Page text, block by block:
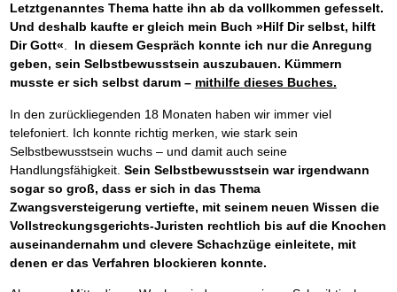
Letztgenanntes Thema hatte ihn ab da vollkommen gefesselt.
Und deshalb kaufte er gleich mein Buch »Hilf Dir selbst, hilft
Dir Gott«
In diesem Gespräch konnte ich nur die Anregung
geben, sein Selbstbewusstsein auszubauen. Kümmern
musste er sich selbst darum – mithilfe dieses Buches.
In den zurückliegenden 18 Monaten haben wir immer viel
telefoniert. Ich konnte richtig merken, wie stark sein
Selbstbewusstsein wuchs – und damit auch seine
Handlungsfähigkeit. Sein Selbstbewusstsein war irgendwann
sogar so groß, dass er sich in das Thema
Zwangsversteigerung vertiefte, mit seinem neuen Wissen die
Vollstreckungsgerichts-Juristen rechtlich bis auf die Knochen
auseinandernahm und clevere Schachzüge einleitete, mit
denen er das Verfahren blockieren konnte.